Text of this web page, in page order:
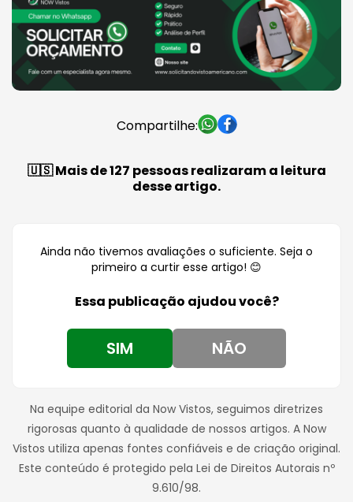
Compartilhe:
🇺🇸 Mais de 127 pessoas realizaram a leitura
desse artigo.
Ainda não tivemos avaliações o suficiente. Seja o
primeiro a curtir esse artigo! 😊
Essa publicação ajudou você?
SIM NÃO
Na equipe editorial da Now Vistos, seguimos diretrizes
rigorosas quanto à qualidade de nossos artigos. A Now
Vistos utiliza apenas fontes confiáveis e de criação original.
Este conteúdo é protegido pela Lei de Direitos Autorais nº
9.610/98.